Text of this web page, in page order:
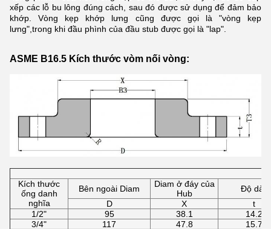
xếp các lỗ bu lông đúng cách, sau đó được sử dụng để đảm bảo
khớp. Vòng kẹp khớp lưng cũng được gọi là "vòng kẹp
lưng",trong khi đầu phình của đầu stub được gọi là "lap".
ASME B16.5 Kích thước vòm nối vòng:
Kích thước
ống danh
nghĩa
Bên ngoài Diam
Diam ở đáy của
Hub
Độ dày
D
X
t
1/2"
95 38.1
14.2
3/4"
117 47.8
15.7